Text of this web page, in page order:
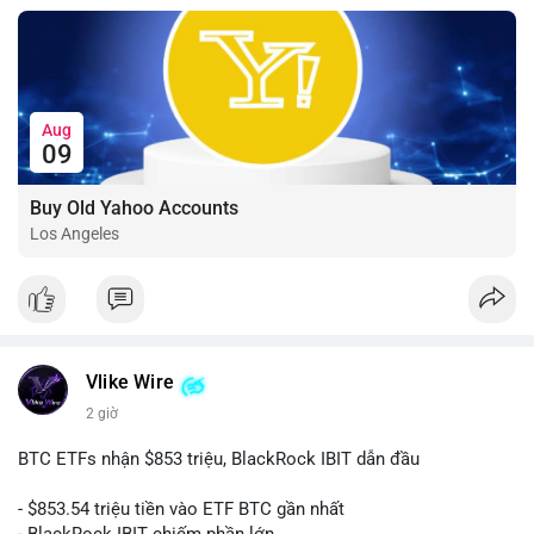
Aug
09
Buy Old Yahoo Accounts
Los Angeles
Vlike Wire
2 giờ
BTC ETFs nhận $853 triệu, BlackRock IBIT dẫn đầu
- $853.54 triệu tiền vào ETF BTC gần nhất